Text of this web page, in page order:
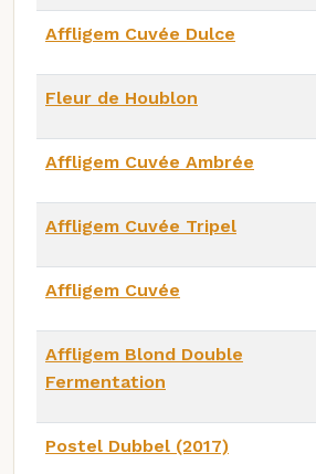
Affligem Cuvée Dulce
Fleur de Houblon
Affligem Cuvée Ambrée
Affligem Cuvée Tripel
Affligem Cuvée
Affligem Blond Double
Fermentation
Postel Dubbel (2017)